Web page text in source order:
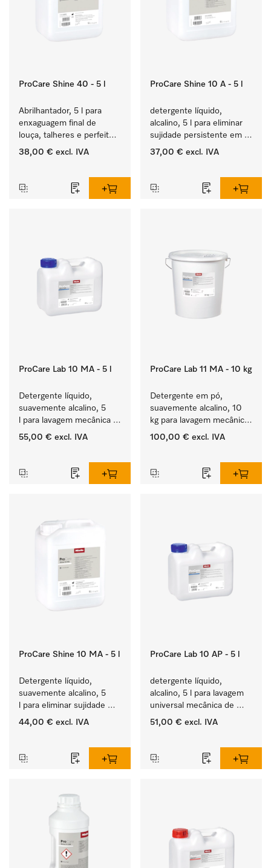
ProCare Shine 40 - 5 l
Abrilhantador, 5 l para
enxaguagem final de
louça, talheres e perfeito
para copos.
38,00 € excl. IVA
ProCare Shine 10 A - 5 l
detergente líquido,
alcalino, 5 l para eliminar
sujidade persistente em
louça, talheres e copos.
37,00 € excl. IVA
ProCare Lab 10 MA - 5 l
Detergente líquido,
suavemente alcalino, 5
l para lavagem mecânica
cuidada de vidraria e
55,00 € excl. IVA
ProCare Lab 11 MA - 10 kg
Detergente em pó,
suavemente alcalino, 10
kg para lavagem mecânica
cuidada de vidraria e
100,00 € excl. IVA
ProCare Shine 10 MA - 5 l
Detergente líquido,
suavemente alcalino, 5
l para eliminar sujidade
ligeira em louça, talheres
44,00 € excl. IVA
ProCare Lab 10 AP - 5 l
detergente líquido,
alcalino, 5 l para lavagem
universal mecânica de
vidraria e utensílios de
51,00 € excl. IVA